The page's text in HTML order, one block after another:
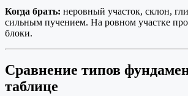
Когда брать: неровный участок, склон,
сильным пучением. На ровном участке
блоки.
Сравнение типов
таблице